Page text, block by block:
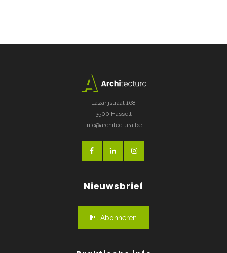
Lazarijstraat 168
3500 Hasselt
info@architectura.be
Nieuwsbrief
Abonneren